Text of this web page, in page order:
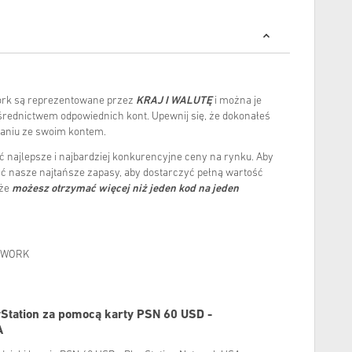
są reprezentowane przez KRAJ I WALUTĘ i można je
odpowiednich kont. Upewnij się, że dokonałeś
ze swoim kontem.
najlepsze i najbardziej konkurencyjne ceny na rynku. Aby
nasze najtańsze zapasy, aby dostarczyć pełną wartość
możesz otrzymać więcej niż jeden kod na jeden
za pomocą karty PSN 60 USD -